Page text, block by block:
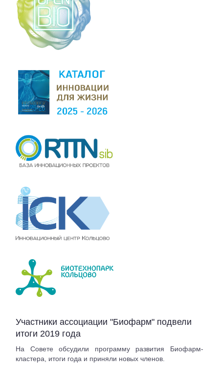
Участники ассоциации "Биофарм" подвели
итоги 2019 года
На Совете обсудили программу развития Биофарм-
кластера, итоги года и приняли новых членов.